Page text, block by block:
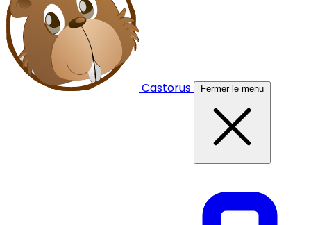
Castorus Fermer le menu